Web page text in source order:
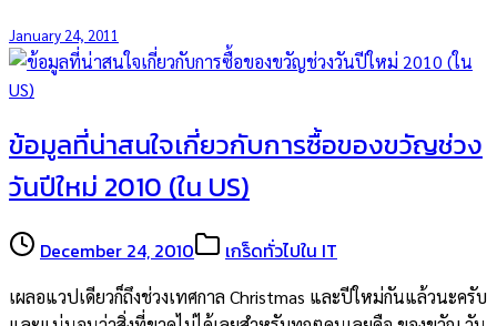
January 24, 2011
ข้อมูลที่น่าสนใจเกี่ยวกับการซื้อของขวัญช่วง
วันปีใหม่ 2010 (ใน US)
December 24, 2010 เกร็ดทั่วไปใน IT
เผลอแวปเดียวก็ถึงช่วงเทศกาล Christmas และปีใหม่กันแล้วนะครับ